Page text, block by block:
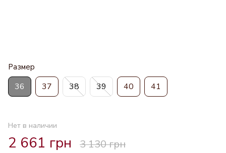
Размер
36 37 38 39 40 41
Нет в наличии
2 661 грн 3 130 грн